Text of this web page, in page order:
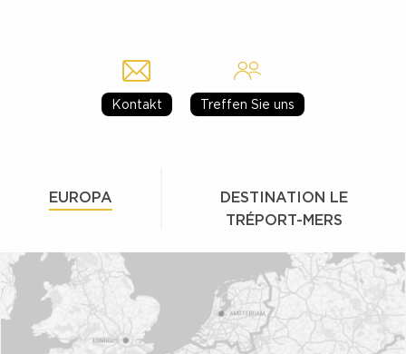
Kontakt Treffen Sie uns
EUROPA
DESTINATION LE
TRÉPORT-MERS